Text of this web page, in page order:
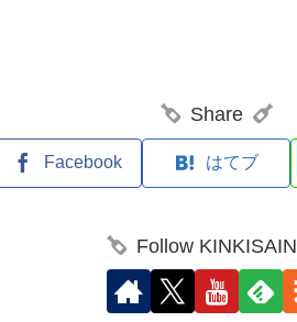
Share
Facebook はてブ
Follow KINKISAIN